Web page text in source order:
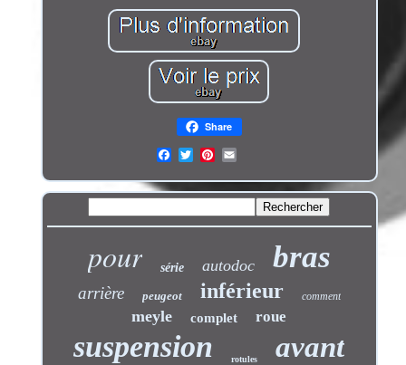
Share
pour série autodoc bras
arrière peugeot inférieur comment
meyle complet roue
suspension rotules avant